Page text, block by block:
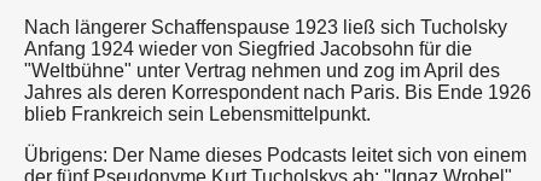
Nach längerer Schaffenspause 1923 ließ sich Tucholsky
Anfang 1924 wieder von Siegfried Jacobsohn für die
"Weltbühne" unter Vertrag nehmen und zog im April des
Jahres als deren Korrespondent nach Paris. Bis Ende 1926
blieb Frankreich sein Lebensmittelpunkt.
Übrigens: Der Name dieses Podcasts leitet sich von einem